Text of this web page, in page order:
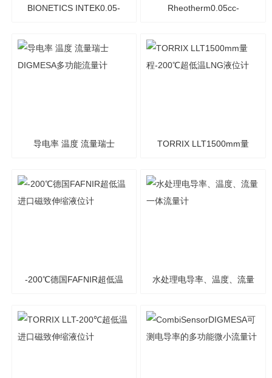
BIONETICS INTEK0.05-
微小流量计
Rheotherm0.05cc-
控制器
导电率 温度 流量瑞士 TORRIX LLT1500mm量
-200℃德国FAFNIR超低温 水处理电导率、温度、流量